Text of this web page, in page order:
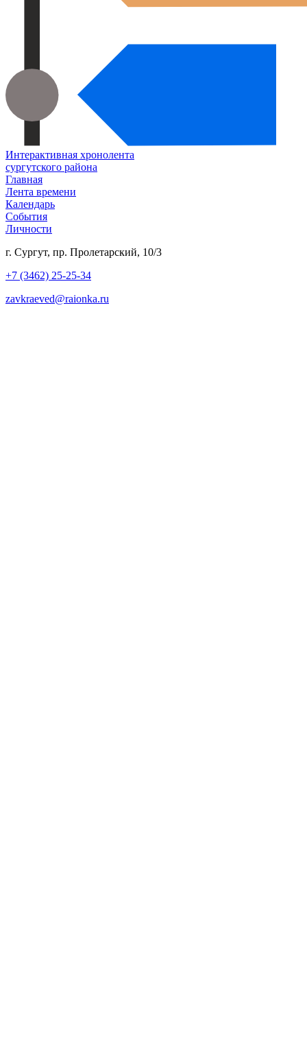
Интерактивная хронолента
сургутского района
Главная
Лента времени
Календарь
События
Личности
г. Сургут, пр. Пролетарский, 10/3
+7 (3462) 25-25-34
zavkraeved@raionka.ru